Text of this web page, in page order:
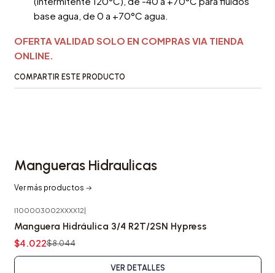
base agua, de 0 a +70°C agua.
OFERTA VALIDAD SOLO EN COMPRAS VIA TIENDA
ONLINE.
COMPARTIR ESTE PRODUCTO
Mangueras Hidraulicas
Ver más productos
Agotado
I100003002XXXX12|
Manguera Hidráulica 3/4 R2T/2SN Hypress
$4.022$8.044
VER DETALLES